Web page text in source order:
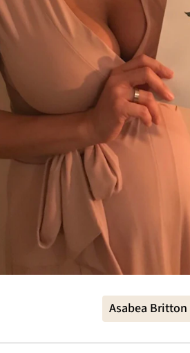
Asabea Britton